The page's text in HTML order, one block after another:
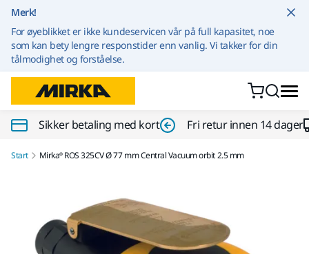
Merk!
For øyeblikket er ikke kundeservicen vår på full kapasitet, noe
som kan bety lengre responstider enn vanlig. Vi takker for din
tålmodighet og forståelse.
Sikker betaling med kort Fri retur innen 14 dager
Start Mirka® ROS 325CV Ø 77 mm Central Vacuum orbit 2.5 mm